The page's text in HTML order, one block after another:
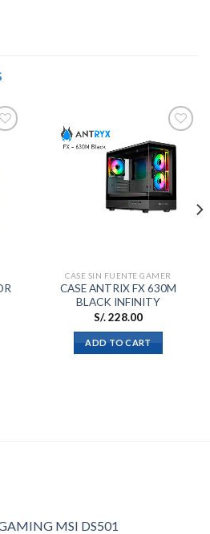
de
Añadir
a la
lista de
deseos
CASE SIN FUENTE GAMER
CASE ANTRIX FX 630M
BLACK INFINITY
S/.228.00
ADD TO CART
MSI DS501